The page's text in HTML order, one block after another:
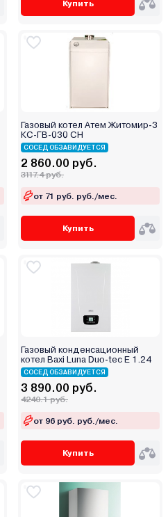
Купить
Газовый котел Атем Житомир-3
КС-ГВ-030 СН
СОСЕД ОБЗАВИДУЕТСЯ
2 860.00 руб.
3117.4 руб.
от 71 руб. руб./мес.
Купить
Газовый конденсационный
котел Baxi Luna Duo-tec E 1.24
СОСЕД ОБЗАВИДУЕТСЯ
3 890.00 руб.
4240.1 руб.
от 96 руб. руб./мес.
Купить